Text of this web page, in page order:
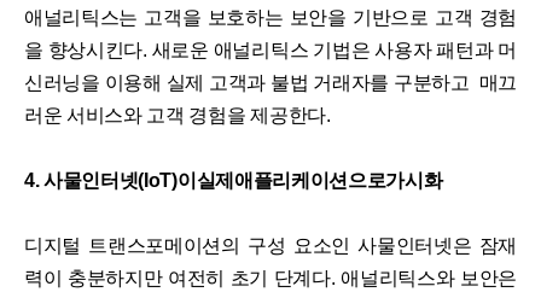
애널리틱스는 고객을 보호하는 보안을 기반으로 고객 경험
을 향상시킨다. 새로운 애널리틱스 기법은 사용자 패턴과 머
신러닝을 이용해 실제 고객과 불법 거래자를 구분하고 매끄
러운 서비스와 고객 경험을 제공한다.
4. 사물인터넷(IoT)이실제애플리케이션으로가시화
디지털 트랜스포메이션의 구성 요소인 사물인터넷은 잠재
력이 충분하지만 여전히 초기 단계다. 애널리틱스와 보안은